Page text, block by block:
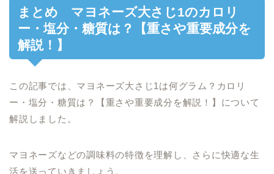
まとめ マヨネーズ大さじ1のカロリ
ー・塩分・糖質は？【重さや重要成分を
解説！】
この記事では、マヨネーズ大さじ1は何グラム？カロリ
ー・塩分・糖質は？【重さや重要成分を解説！】について
解説しました。
マヨネーズなどの調味料の特徴を理解し、さらに快適な生
活を送っていきましょう。